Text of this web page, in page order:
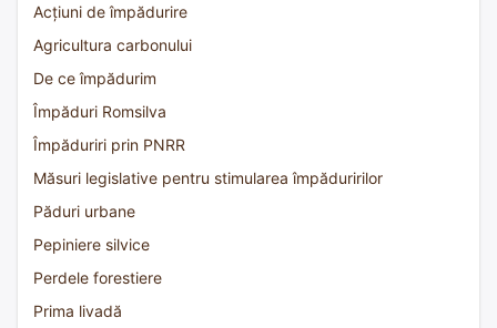
Acțiuni de împădurire
Agricultura carbonului
De ce împădurim
Împăduri Romsilva
Împăduriri prin PNRR
Măsuri legislative pentru stimularea împăduririlor
Păduri urbane
Pepiniere silvice
Perdele forestiere
Prima livadă